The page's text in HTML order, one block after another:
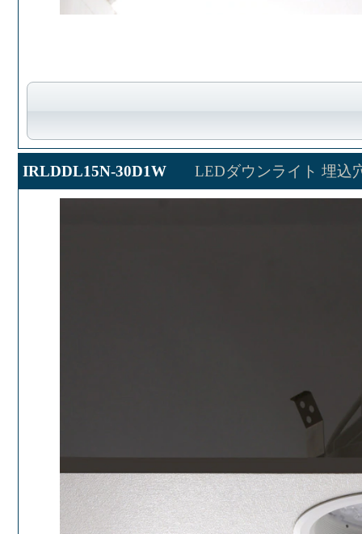
IRLDDL15N-30D1W LEDダウンライト 埋込